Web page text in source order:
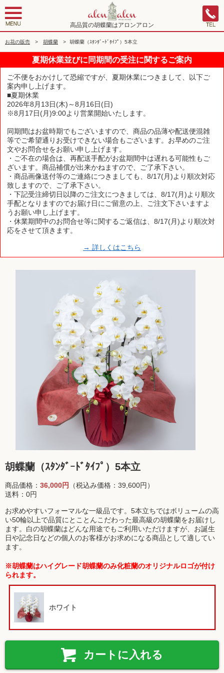
高品質の胡蝶蘭はアロンアロン
お花の販売 > 胡蝶蘭 > 胡蝶蘭（ｽﾀﾝﾀﾞｰﾄﾞﾀｲﾌﾟ）5本立
夏期休業並びに同期間の受注に関するご案内
ご不便をおかけして恐縮ですが、夏期休業につきまして、以下ご
案内申し上げます。
■夏期休業
2026年8月13日(木)～8月16日(日)
※8月17日(月)9:00より営業開始いたします。
同期間はお盆時期でもございますので、商品の品薄や配送便混雑
等でご希望通りお受けできない場合もございます。お早めのご注
文やお問合せをお願い申し上げます。
・ご不在の場合は、再配送手配がお盆期間中は遅れる可能性もご
ざいます。商品補償が出来かねますので、ご了承下さい。
・商品画像送付等のご連絡につきましても、8/17(月)より順次対応
致しますので、ご了承下さい。
・下記受注締切日以降のご注文につきましては、8/17(月)より順次
手配となりますのでお届け日にご留意の上、ご注文下さいますよ
うお願い申し上げます。
・休業期間中のお問合せ等に関するご返信は、8/17(月)より順次対
応をさせて頂きます。
→ 詳しくはこちら
胡蝶蘭（ｽﾀﾝﾀﾞｰﾄﾞﾀｲﾌﾟ）5本立
商品価格： 36,000円
（税込み価格：39,600円）
送料：0円
お求めやすいフォーマルな一級品です。5本立ちではボリュームの高
い50輪以上で品質にとことんこだわった最高級の胡蝶蘭をお届けし
ます。白の胡蝶蘭はどんな用途でもご利用いただけますが、お誕生
日や記念日などの個人のお客様がお求めになる商品として適してい
ます。
※胡蝶蘭はハイグレード胡蝶蘭のみ化粧蘭のオリジナルロゴが付け
られます。
ホワイト
カートに入れる